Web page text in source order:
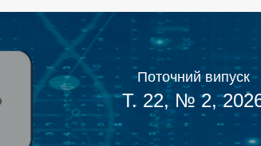
Поточний випуск
Т. 22, № 2,